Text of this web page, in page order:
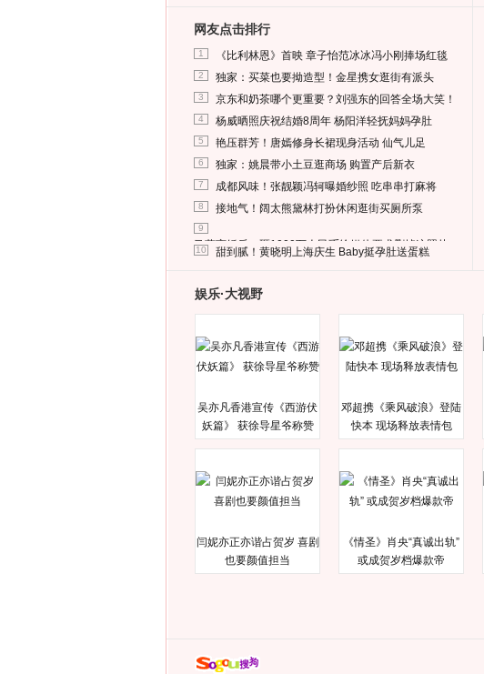
网友点击排行
1 《比利林恩》首映 章子怡范冰冰冯小刚捧场红毯
2 独家：买菜也要拗造型！金星携女逛街有派头
3 京东和奶茶哪个更重要？刘强东的回答全场大笑！
4 杨威晒照庆祝结婚8周年 杨阳洋轻抚妈妈孕肚
5 艳压群芳！唐嫣修身长裙现身活动 仙气儿足
6 独家：姚晨带小土豆逛商场 购置产后新衣
7 成都风味！张靓颖冯轲曝婚纱照 吃串串打麻将
8 接地气！阔太熊黛林打扮休闲逛街买厕所泵
9
马蓉离婚后，砸1000万人民币给媒体要求删掉这照片
10 甜到腻！黄晓明上海庆生 Baby挺孕肚送蛋糕
娱乐·大视野
吴亦凡香港宣传《西游伏
妖篇》 获徐导星爷称赞
邓超携《乘风破浪》登陆
快本 现场释放表情包
闫妮亦正亦谐占贺岁 喜剧
也要颜值担当
《情圣》肖央“真诚出轨”
或成贺岁档爆款帝